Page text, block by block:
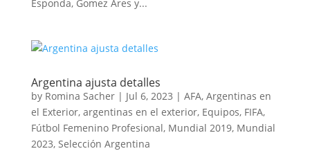
Esponda, Gomez Ares y...
Argentina ajusta detalles
by Romina Sacher| Jul 6, 2023 | AFA, Argentinas en
el Exterior, argentinas en el exterior, Equipos, FIFA,
Fútbol Femenino Profesional, Mundial 2019, Mundial
2023, Selección Argentina